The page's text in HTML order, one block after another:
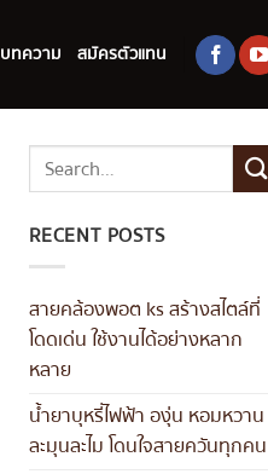
บทความ สมัครตัวแทน
RECENT POSTS
สายคล้องพอต ks สร้างสไตล์ที่
โดดเด่น ใช้งานได้อย่างหลาก
หลาย
น้ำยาบุหรี่ไฟฟ้า องุ่น หอมหวาน
ละมุนละไม โดนใจสายควันทุกคน